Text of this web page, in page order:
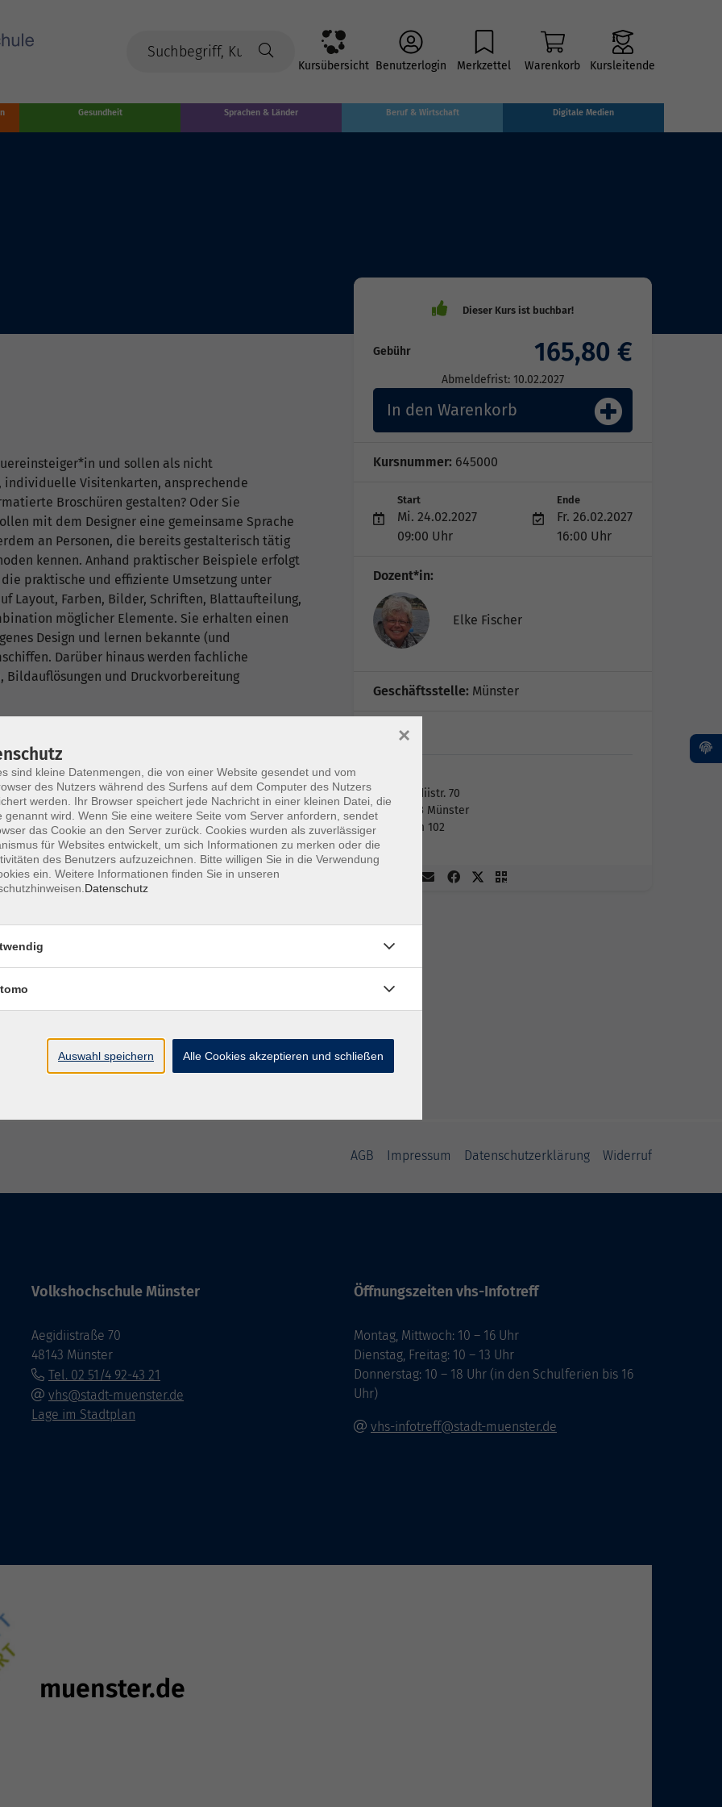
Kursübersicht Benutzerlogin Merkzettel Warenkorb Kursleitende
Gesundheit Sprachen & Länder Beruf & Wirtschaft Digitale Medien
und sollen als nicht
Visitenkarten, ansprechende
Broschüren gestalten? Oder Sie
mit dem Designer eine gemeinsame Sprache
an Personen, die bereits gestalterisch tätig
kennen. Anhand praktischer Beispiele erfolgt
praktische und effiziente Umsetzung unter
Layout, Farben, Bilder, Schriften, Blattaufteilung,
möglicher Elemente. Sie erhalten einen
Design und lernen bekannte (und
Darüber hinaus werden fachliche
Bildauflösungen und Druckvorbereitung
Arbeitnehmerweiterbildungsgesetz NRW
inklusive Lerninhalten zum Download - diese
unserer Anmeldebestätigung bei Ihrem
Uhr
Raum 102
Gebühr 165,80 €
Abmeldefrist: 10.02.2027
In den Warenkorb
Kursnummer: 645000
Start
Mi. 24.02.2027
09:00 Uhr
Ende
Fr. 26.02.2027
16:00 Uhr
Dozent*in:
Elke Fischer
Geschäftsstelle: Münster
vhs
Aegidiistr. 70
48143 Münster
Raum 102
AGB Impressum Datenschutzerklärung Widerruf
Volkshochschule Münster
Aegidiistraße 70
48143 Münster
Tel. 02 51/4 92-43 21
vhs@stadt-muenster.de
Lage im Stadtplan
Öffnungszeiten vhs-Infotreff
Montag, Mittwoch: 10 – 16 Uhr
Dienstag, Freitag: 10 – 13 Uhr
Donnerstag: 10 – 18 Uhr (in den Schulferien bis 16
Uhr)
vhs-infotreff@stadt-muenster.de
muenster.de
sind kleine Datenmengen, die von einer Website gesendet und vom
des Nutzers während des Surfens auf dem Computer des Nutzers
werden. Ihr Browser speichert jede Nachricht in einer kleinen Datei, die
genannt wird. Wenn Sie eine weitere Seite vom Server anfordern, sendet
das Cookie an den Server zurück. Cookies wurden als zuverlässiger
für Websites entwickelt, um sich Informationen zu merken oder die
des Benutzers aufzuzeichnen. Bitte willigen Sie in die Verwendung
ein. Weitere Informationen finden Sie in unseren
Datenschutz
×
Auswahl speichern Alle Cookies akzeptieren und schließen